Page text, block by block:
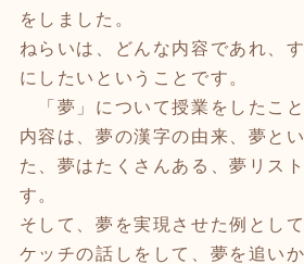
をしました。
ねらいは、どんな内容であれ、
にしたいということです。
「夢」について授業をしたこと
内容は、夢の漢字の由来、夢と
た、夢はたくさんある、夢リス
す。
そして、夢を実現させた例とし
ケッチの話しをして、夢を追い